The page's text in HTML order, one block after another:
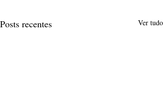
Posts recentes Ver tudo